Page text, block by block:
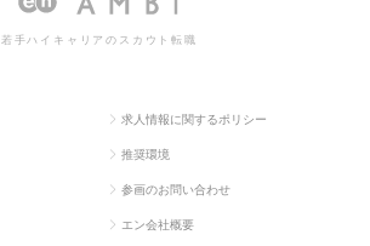
若手ハイキャリアのスカウト転職
求人情報に関するポリシー
推奨環境
参画のお問い合わせ
エン会社概要